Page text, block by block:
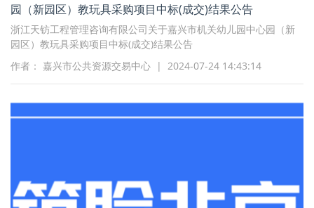
园（新园区）教玩具采购项目中标(成交)结果公告
浙江天钫工程管理咨询有限公司关于嘉兴市机关幼儿园中心园（新
园区）教玩具采购项目中标(成交)结果公告
作者： 嘉兴市公共资源交易中心 | 2024-07-24 14:43:14